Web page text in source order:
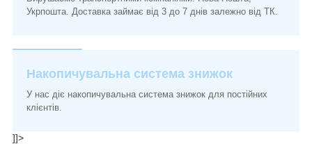
Укрпошта. Доставка займає від 3 до 7 днів залежно від ТК.
Накопичувальна система знижок
У нас діє накопичувальна система знижок для постійних
клієнтів.
]]>